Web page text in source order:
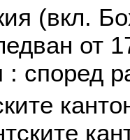
(вкл.
от
според